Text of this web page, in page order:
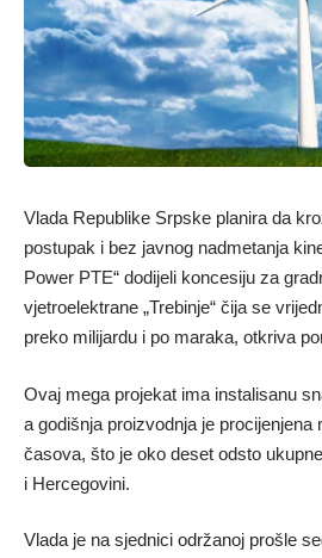
Vlada Republike Srpske planira da
postupak i bez javnog nadmetanja
Power PTE“ dodijeli koncesiju za
vjetroelektrane „Trebinje“ čija se
preko milijardu i po maraka, otkriva
Ovaj mega projekat ima instalisanu
a godišnja proizvodnja je procijenjena
časova, što je oko deset odsto
i Hercegovini.
Vlada je na sjednici održanoj prošle